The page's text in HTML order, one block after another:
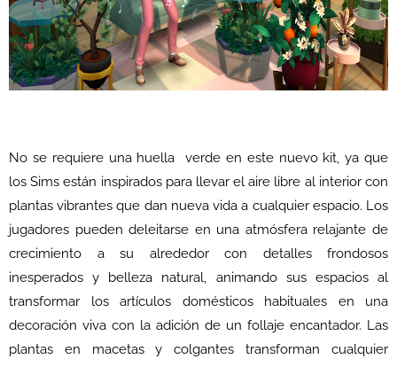
No se requiere una huella verde en este nuevo kit, ya que
los Sims están inspirados para llevar el aire libre al interior con
plantas vibrantes que dan nueva vida a cualquier espacio. Los
jugadores pueden deleitarse en una atmósfera relajante de
crecimiento a su alrededor con detalles frondosos
inesperados y belleza natural, animando sus espacios al
transformar los artículos domésticos habituales en una
decoración viva con la adición de un follaje encantador. Las
plantas en macetas y colgantes transforman cualquier